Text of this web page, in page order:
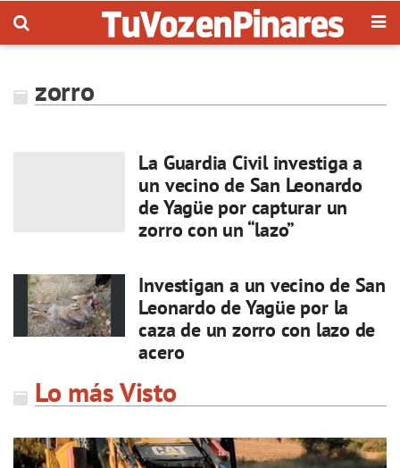
zorro
La Guardia Civil investiga a
un vecino de San Leonardo
de Yagüe por capturar un
zorro con un “lazo”
Investigan a un vecino de San
Leonardo de Yagüe por la
caza de un zorro con lazo de
acero
Lo más Visto